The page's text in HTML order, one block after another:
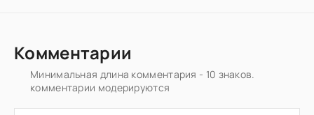
Комментарии
Минимальная длина комментария - 10 знаков.
комментарии модерируются